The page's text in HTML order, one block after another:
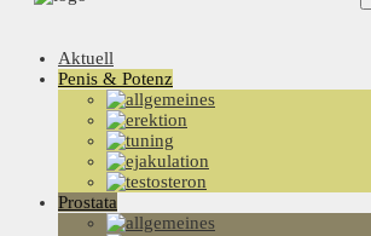
Aktuell
Penis & Potenz
Prostata